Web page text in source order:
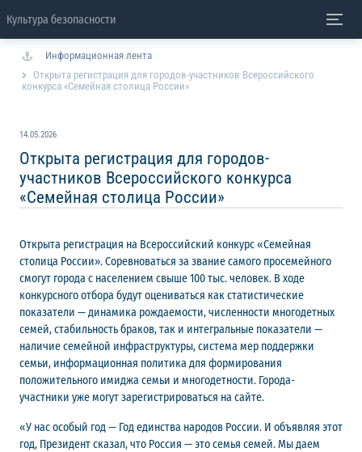
Культура безопасности
Информационная лента
Открыта регистрация для городов-участников Всероссийского
конкурса «Семейная столица России»
14.05.2026
Открыта регистрация для городов-
участников Всероссийского конкурса
«Семейная столица России»
Открыта регистрация на Всероссийский конкурс «Семейная
столица России». Соревноваться за звание самого просемейного
смогут города с населением свыше 100 тыс. человек. В ходе
конкурсного отбора будут оцениваться как статистические
показатели — динамика рождаемости, численности многодетных
семей, стабильность браков, так и интегральные показатели —
наличие семейной инфраструктуры, система мер поддержки
семьи, информационная политика для формирования
положительного имиджа семьи и многодетности. Города-
участники уже могут зарегистрироваться на сайте.
«У нас особый год — Год единства народов России. И объявляя этот
год, Президент сказал, что Россия — это семья семей. Мы даем